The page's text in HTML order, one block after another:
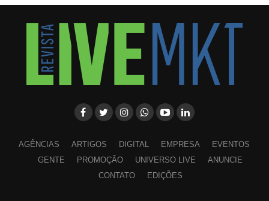
AGÊNCIAS ARTIGOS DIGITAL EMPRESA
EVENTOS
GENTE
PROMOÇÃO UNIVERSO LIVE
ANUNCIE
CONTATO
EDIÇÕES